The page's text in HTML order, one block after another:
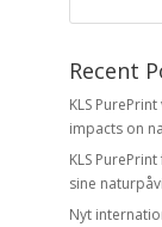
Recent
KLS
impacts on
KLS
sine
Nyt